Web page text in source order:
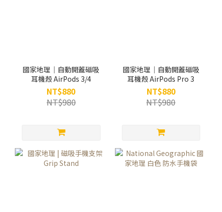
國家地理｜自動開蓋磁吸
耳機殼 AirPods 3/4
NT$880
NT$980
國家地理｜自動開蓋磁吸
耳機殼 AirPods Pro 3
NT$880
NT$980